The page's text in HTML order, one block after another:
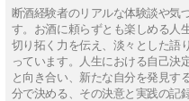
断酒経験者のリアルな体験談や気
す。お酒に頼らずとも楽しめる人
切り拓く力を伝え、淡々とした語
っています。人生における自己決
と向き合い、新たな自分を発見す
分で決める、その決意と実践の記録